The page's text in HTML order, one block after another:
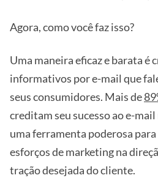
Agora, como você faz isso?
Uma maneira eficaz e barata é
informativos por e-mail que
seus consumidores. Mais de
creditam seu sucesso ao e-
uma ferramenta poderosa
esforços de marketing na
tração desejada do cliente.